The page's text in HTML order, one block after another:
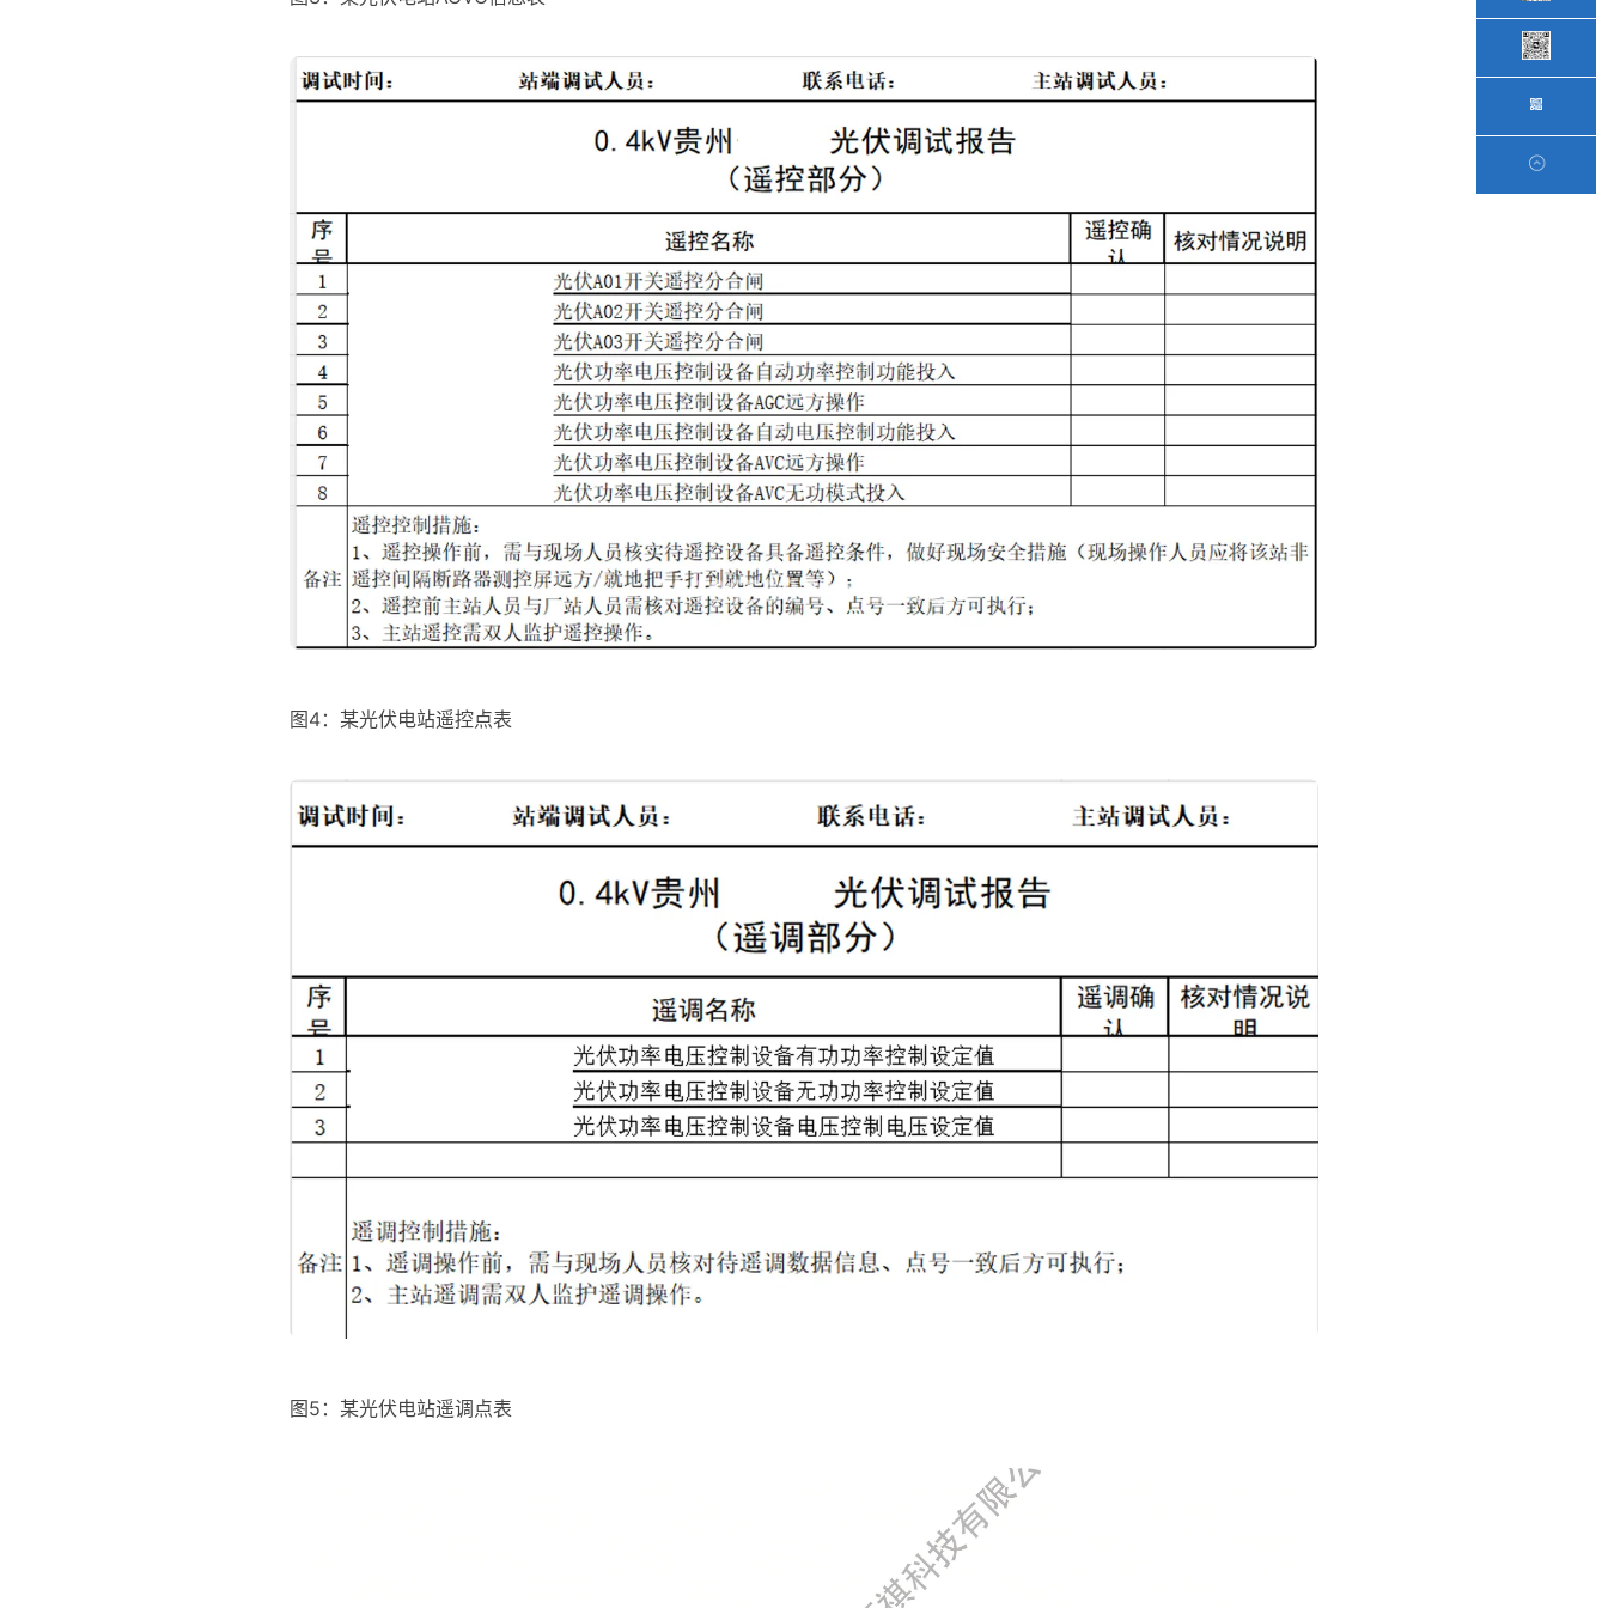
图4：某光伏电站遥控点表
图5：某光伏电站遥调点表